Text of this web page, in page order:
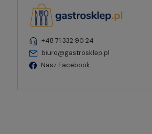
+48 71 332 90 24
biuro@gastrosklep.pl
Nasz Facebook